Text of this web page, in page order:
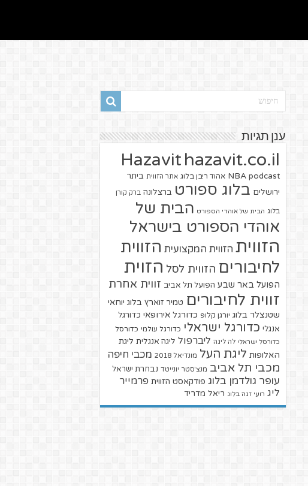
ענן תגיות
Hazavit hazavit.co.il
NBA podcast אהוד ריבן בלוג אתר הזווית ביתר
ירושלים בלוג ספורט ברצלונה ברק קורן
בלוג הבית של אוהדי הספורט הבית של
אוהדי הספורט בישראל
הזווית הזווית המקצועית הזווית
לחיבורים הזווית לסל הזוית
הפועל באר שבע הפועל תל אביב זווית אחרת
זווית לחיבורים טמיר זוארץ בלוג יוחאי
שטנצלר בלוג יורגן קלופ כדורגל אירופאי כדורגל
אנגלי כדורגל ישראלי כדורגל עולמי כדורסל
כדורסל ישראלי לה ליגה ליברפול ליגה אנגלית ליגת
האלופות ליגת העל מונדיאל 2018 מכבי חיפה
מכבי תל אביב מנצ'סטר יונייטד נבחרת ישראל
עופר גולדמן בלוג פודקאסט הזווית פרמייר
ליג רועי זגה בלוג ריאל מדריד